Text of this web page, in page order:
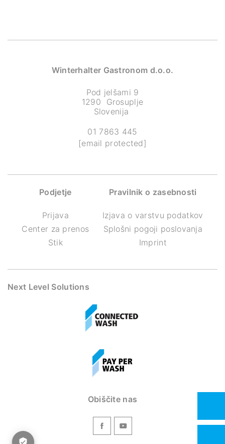
Winterhalter Gastronom d.o.o.
Pod jelšami 9
1290 Grosuplje
Slovenija
01 7863 445
[email protected]
Podjetje
Prijava
Center za prenos
Stik
Pravilnik o zasebnosti
Izjava o varstvu podatkov
Splošni pogoji poslovanja
Imprint
Next Level Solutions
Obiščite nas